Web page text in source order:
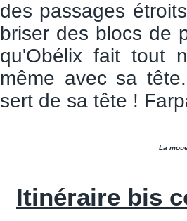
des passages
briser des blocs de
qu'Obélix fait tout
même avec sa
sert de sa tête !
La
Itinéraire bis